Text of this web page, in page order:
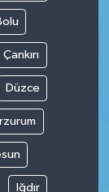
Çankırı
Düzce
Iğdır